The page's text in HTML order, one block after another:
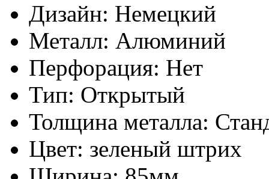
Дизайн: Немецкий
Металл: Алюминий
Перфорация: Нет
Тип: Открытый
Толщина металла:
Цвет: зеленый штрих